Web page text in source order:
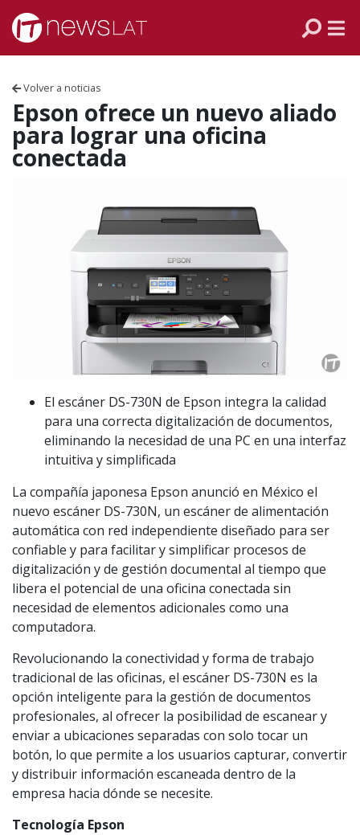
Skip to content
Volver a noticias
Epson ofrece un nuevo aliado
para lograr una oficina
conectada
El escáner DS-730N de Epson integra la calidad
para una correcta digitalización de documentos,
eliminando la necesidad de una PC en una interfaz
intuitiva y simplificada
La compañía japonesa Epson anunció en México el
nuevo escáner DS-730N, un escáner de alimentación
automática con red independiente diseñado para ser
confiable y para facilitar y simplificar procesos de
digitalización y de gestión documental al tiempo que
libera el potencial de una oficina conectada sin
necesidad de elementos adicionales como una
computadora.
Revolucionando la conectividad y forma de trabajo
tradicional de las oficinas, el escáner DS-730N es la
opción inteligente para la gestión de documentos
profesionales, al ofrecer la posibilidad de escanear y
enviar a ubicaciones separadas con solo tocar un
botón, lo que permite a los usuarios capturar, convertir
y distribuir información escaneada dentro de la
empresa hacia dónde se necesite.
Tecnología Epson
ECUADOR
CHILE
ARGENTINA
MÉXICO